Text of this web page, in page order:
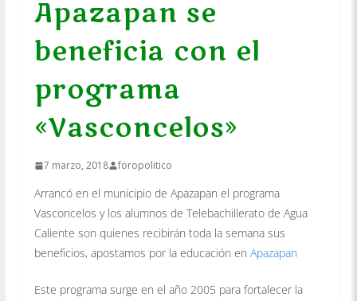
Apazapan se
beneficia con el
programa
«Vasconcelos»
7 marzo, 2018 foropolitico
Arrancó en el municipio de Apazapan el programa
Vasconcelos y los alumnos de Telebachillerato de Agua
Caliente son quienes recibirán toda la semana sus
beneficios, apostamos por la educación en Apazapan
Este programa surge en el año 2005 para fortalecer la